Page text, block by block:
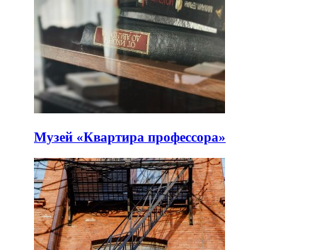
Музей «Квартира профессора»